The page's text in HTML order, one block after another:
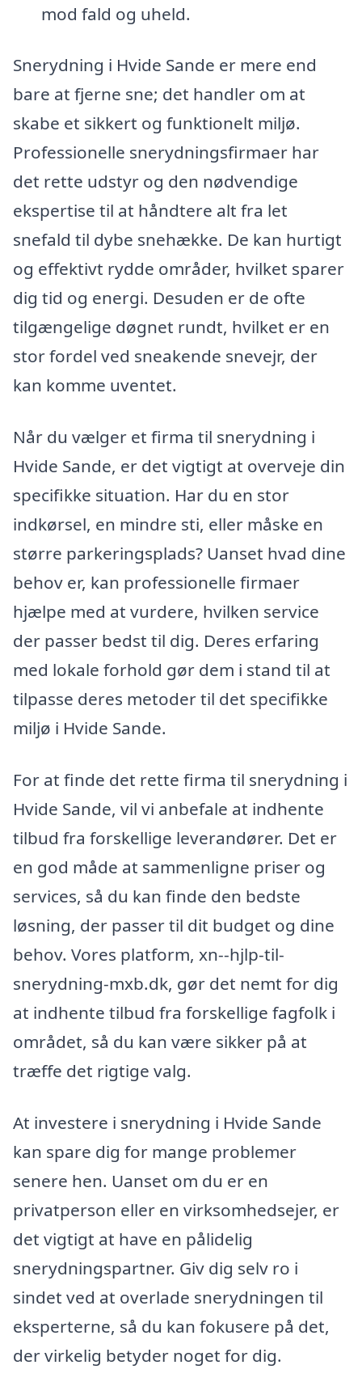
mod fald og uheld.
Snerydning i Hvide Sande er mere end
bare at fjerne sne; det handler om at
skabe et sikkert og funktionelt miljø.
Professionelle snerydningsfirmaer har
det rette udstyr og den nødvendige
ekspertise til at håndtere alt fra let
snefald til dybe snehække. De kan hurtigt
og effektivt rydde områder, hvilket sparer
dig tid og energi. Desuden er de ofte
tilgængelige døgnet rundt, hvilket er en
stor fordel ved sneakende snevejr, der
kan komme uventet.
Når du vælger et firma til snerydning i
Hvide Sande, er det vigtigt at overveje din
specifikke situation. Har du en stor
indkørsel, en mindre sti, eller måske en
større parkeringsplads? Uanset hvad dine
behov er, kan professionelle firmaer
hjælpe med at vurdere, hvilken service
der passer bedst til dig. Deres erfaring
med lokale forhold gør dem i stand til at
tilpasse deres metoder til det specifikke
miljø i Hvide Sande.
For at finde det rette firma til snerydning i
Hvide Sande, vil vi anbefale at indhente
tilbud fra forskellige leverandører. Det er
en god måde at sammenligne priser og
services, så du kan finde den bedste
løsning, der passer til dit budget og dine
behov. Vores platform, xn--hjlp-til-
snerydning-mxb.dk, gør det nemt for dig
at indhente tilbud fra forskellige fagfolk i
området, så du kan være sikker på at
træffe det rigtige valg.
At investere i snerydning i Hvide Sande
kan spare dig for mange problemer
senere hen. Uanset om du er en
privatperson eller en virksomhedsejer, er
det vigtigt at have en pålidelig
snerydningspartner. Giv dig selv ro i
sindet ved at overlade snerydningen til
eksperterne, så du kan fokusere på det,
der virkelig betyder noget for dig.